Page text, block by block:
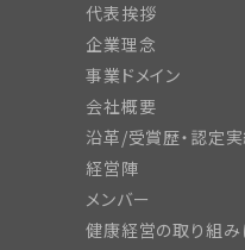
代表挨拶
企業理念
事業ドメイン
会社概要
沿革/受賞歴・認定
経営陣
メンバー
健康経営の取り組み